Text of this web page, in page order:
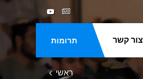
תרומות צור קשר
ראשי